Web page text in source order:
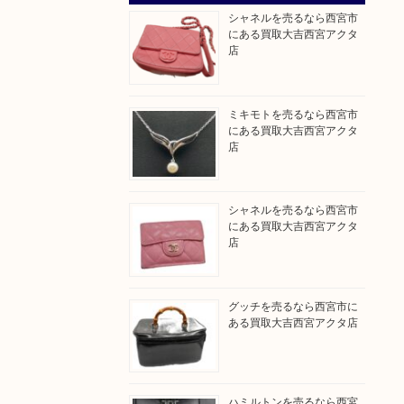
シャネルを売るなら西宮市
にある買取大吉西宮アクタ
店
ミキモトを売るなら西宮市
にある買取大吉西宮アクタ
店
シャネルを売るなら西宮市
にある買取大吉西宮アクタ
店
グッチを売るなら西宮市に
ある買取大吉西宮アクタ店